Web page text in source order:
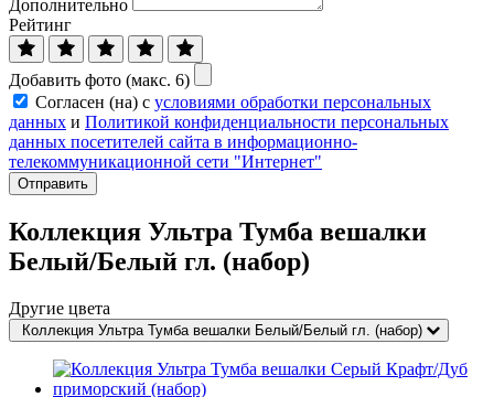
Дополнительно
Рейтинг
Добавить фото (макс. 6)
Согласен (на) с условиями обработки персональных
данных и Политикой конфиденциальности персональных
данных посетителей сайта в информационно-
телекоммуникационной сети "Интернет"
Отправить
Коллекция Ультра Тумба вешалки
Белый/Белый гл. (набор)
Другие цвета
Коллекция Ультра Тумба вешалки Белый/Белый гл. (набор)